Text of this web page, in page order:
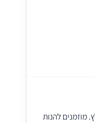
מוזמנים להנות